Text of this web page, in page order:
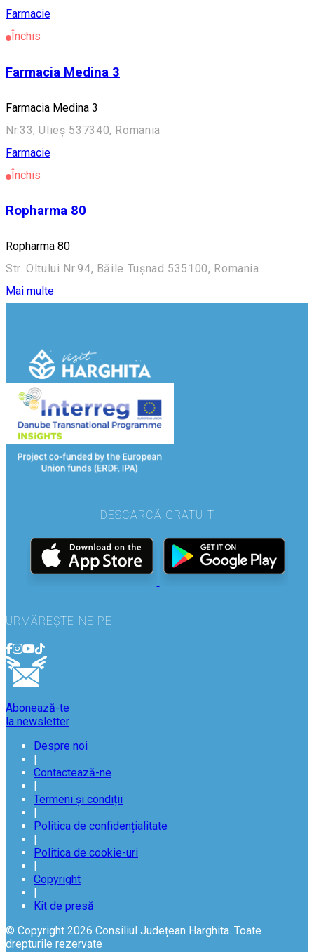
Farmacie
Închis
Farmacia Medina 3
Farmacia Medina 3
Nr.33, Ulieș 537340, Romania
Farmacie
Închis
Ropharma 80
Ropharma 80
Str. Oltului Nr.94, Băile Tușnad 535100, Romania
Mai multe
DESCARCĂ GRATUIT
URMĂREȘTE-NE PE
Abonează-te
la newsletter
Despre noi
Contactează-ne
Termeni și condiții
Politica de confidențialitate
Politica de cookie-uri
Copyright
Kit de presă
© Copyright 2026 Consiliul Județean Harghita. Toate
drepturile rezervate